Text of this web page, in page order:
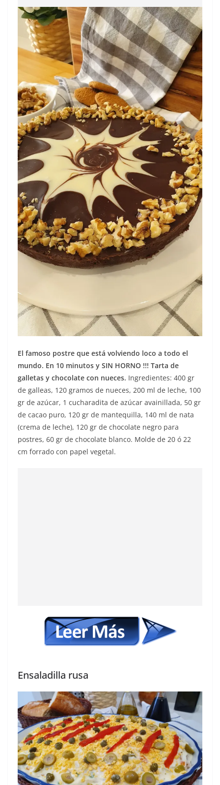
El famoso postre que está volviendo loco a todo el
mundo. En 10 minutos y SIN HORNO !!! Tarta de
galletas y chocolate con nueces. Ingredientes: 400 gr
de galleas, 120 gramos de nueces, 200 ml de leche, 100
gr de azúcar, 1 cucharadita de azúcar avainillada, 50 gr
de cacao puro, 120 gr de mantequilla, 140 ml de nata
(crema de leche), 120 gr de chocolate negro para
postres, 60 gr de chocolate blanco. Molde de 20 ó 22
cm forrado con papel vegetal.
Ensaladilla rusa